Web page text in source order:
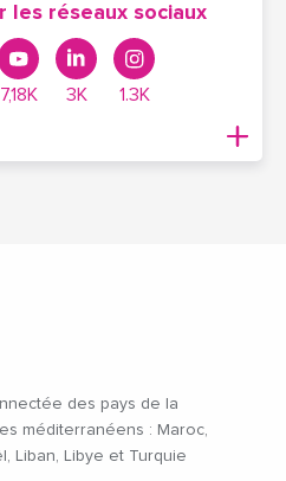
les réseaux sociaux
7,18K 3K 1.3K
des pays de la
méditerranéens : Maroc,
Liban, Libye et Turquie